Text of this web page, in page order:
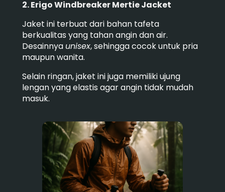
2. Erigo Windbreaker Mertie Jacket
Jaket ini terbuat dari bahan tafeta
berkualitas yang tahan angin dan air.
Desainnya unisex, sehingga cocok untuk pria
maupun wanita.
Selain ringan, jaket ini juga memiliki ujung
lengan yang elastis agar angin tidak mudah
masuk.